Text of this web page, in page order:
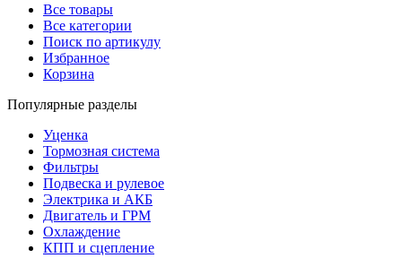
Все товары
Все категории
Поиск по артикулу
Избранное
Корзина
Популярные разделы
Уценка
Тормозная система
Фильтры
Подвеска и рулевое
Электрика и АКБ
Двигатель и ГРМ
Охлаждение
КПП и сцепление